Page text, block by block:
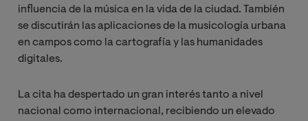
influencia de la música en la vida de la ciudad. También
se discutirán las aplicaciones de la musicología urbana
en campos como la cartografía y las humanidades
digitales.
La cita ha despertado un gran interés tanto a nivel
nacional como internacional, recibiendo un elevado